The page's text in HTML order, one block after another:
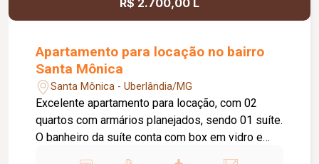
R$ 2.700,00 L
Apartamento para locação no bairro
Santa Mônica
Santa Mônica - Uberlândia/MG
Excelente apartamento para locação, com 02
quartos com armários planejados, sendo 01 suíte.
O banheiro da suíte conta com box em vidro e